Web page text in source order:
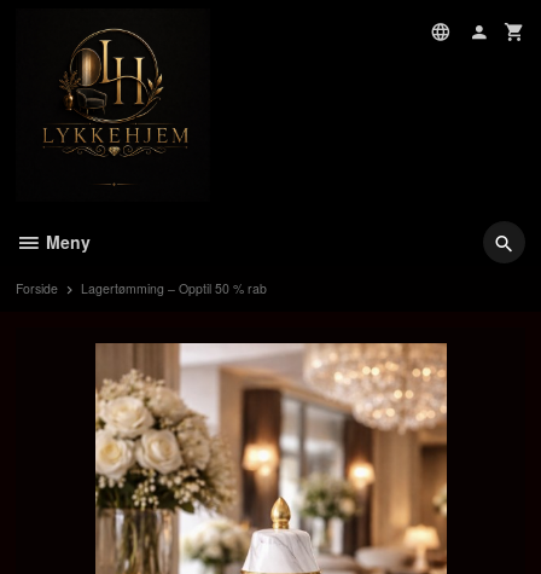
Meny
Forside Lagertømming – Opptil 50 % rab